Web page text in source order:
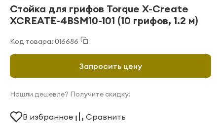
Стойка для грифов Torque X-Create
XCREATE-4BSM10-101 (10 грифов, 1.2 м)
Код товара: 016686
Запросить цену
Нашли дешевле? Получите скидку!
В избранное Сравнить